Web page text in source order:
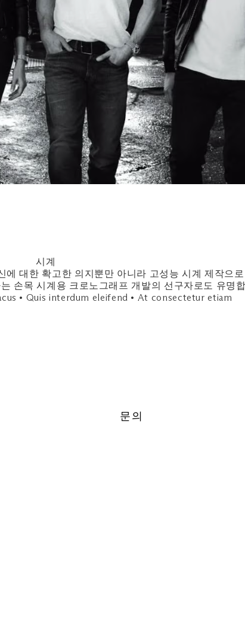
from 21 Jan - 5 Feb. Selected retailers including
자세한 내용은 개별 매장에 이메일이나 전화로 직접
시계
대한 확고한 의지뿐만 아니라 고성능 시계 제작으
손목 시계용 크로노그래프 개발의 선구자로도 유명
• Quis interdum eleifend • At consectetur etiam
문의